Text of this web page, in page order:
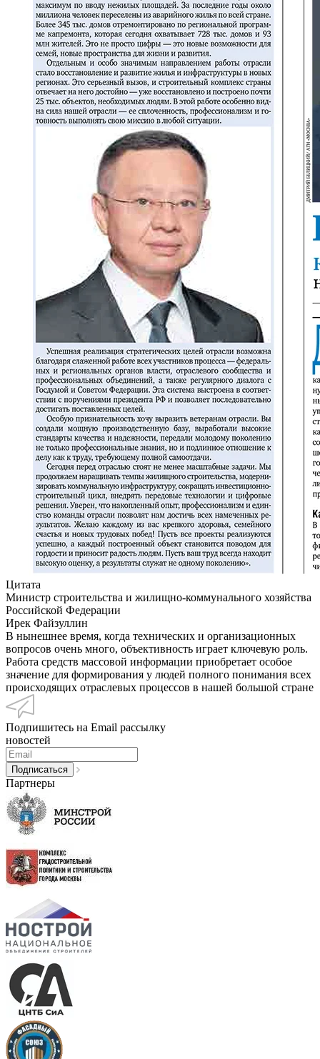
Цитата
Министр строительства и жилищно-коммунального хозяйства
Российской Федерации
Ирек Файзуллин
В нынешнее время, когда технических и организационных
вопросов очень много, объективность играет ключевую роль.
Работа средств массовой информации приобретает особое
значение для формирования у людей полного понимания всех
происходящих отраслевых процессов в нашей большой стране
Подпишитесь на Email рассылку
новостей
Партнеры